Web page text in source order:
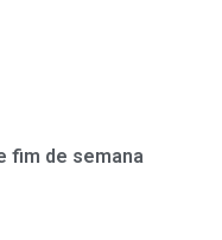
fim de semana